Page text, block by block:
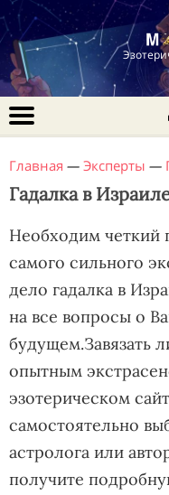
Главная — Эксперты —
Гадалка в
Необходим четкий
самого сильного
дело гадалка в
на все вопросы о
будущем.Завязать
опытным
эзотерическом
самостоятельно
астролога или
получите